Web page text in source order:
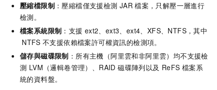
壓縮檔限制 ：壓縮檔僅支援檢測 JAR 檔案，只解壓一層進行
檢測。
檔案系統限制 ：支援 ext2、ext3、ext4、XFS、NTFS，其中
NTFS 不支援依賴檔案許可權資訊的檢測項。
儲存與磁碟限制 ：所有主機（阿里雲和非阿里雲）均不支援檢
測 LVM（邏輯卷管理）、RAID 磁碟陣列以及 ReFS 檔案系
統的資料盤。